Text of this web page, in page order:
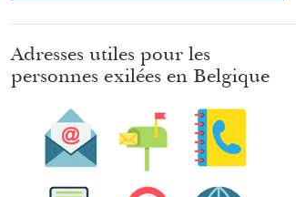
Adresses utiles pour les
personnes exilées en Belgique